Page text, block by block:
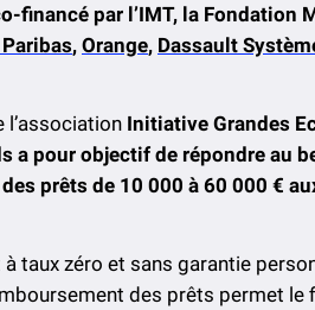
financé par l’IMT, la Fondation
, Orange, Dassault
l’association Initiative Grandes
a pour objectif de répondre au
prêts de 10 000 à 60 000 €
taux zéro et sans garantie
des prêts permet